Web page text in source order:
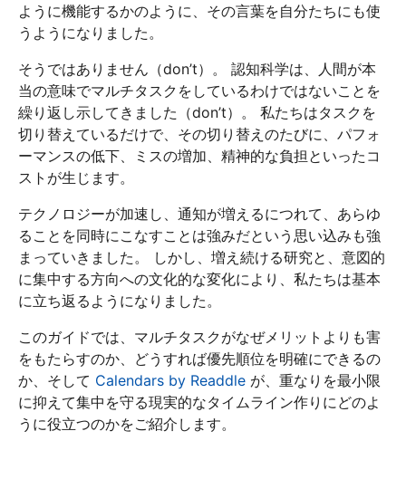
ように機能するかのように、その言葉を自分たちにも使
うようになりました。
そうではありません（don’t）。 認知科学は、人間が本
当の意味でマルチタスクをしているわけではないことを
繰り返し示してきました（don’t）。 私たちはタスクを
切り替えているだけで、その切り替えのたびに、パフォ
ーマンスの低下、ミスの増加、精神的な負担といったコ
ストが生じます。
テクノロジーが加速し、通知が増えるにつれて、あらゆ
ることを同時にこなすことは強みだという思い込みも強
まっていきました。 しかし、増え続ける研究と、意図的
に集中する方向への文化的な変化により、私たちは基本
に立ち返るようになりました。
このガイドでは、マルチタスクがなぜメリットよりも害
をもたらすのか、どうすれば優先順位を明確にできるの
か、そして Calendars by Readdle が、重なりを最小限
に抑えて集中を守る現実的なタイムライン作りにどのよ
うに役立つのかをご紹介します。